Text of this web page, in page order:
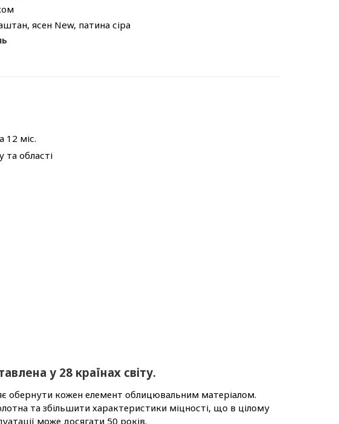
ясен New, патина сіра
12 міс.
та області
у 28 країнах світу.
обернути кожен елемент облицювальним матеріалом.
та збільшити характеристики міцності, що в цілому
може досягати 50 років.